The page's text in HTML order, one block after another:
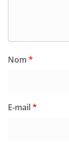
Nom *
E-mail*